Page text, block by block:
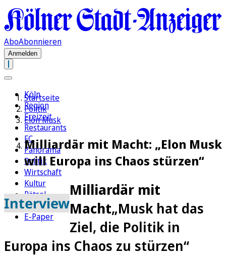
AboAbonnieren
Anmelden
Köln
Region
Freizeit
Restaurants
FC
Panorama
Politik
Wirtschaft
Kultur
Rätsel
Newsletter
E-Paper
Startseite
Politik
Elon Musk
Milliardär mit Macht: „Elon Musk
will Europa ins Chaos stürzen“
Interview
Milliardär mit
Macht„Musk hat das
Ziel, die Politik in
Europa ins Chaos zu stürzen“